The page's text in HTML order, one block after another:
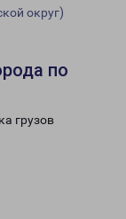
округ)
по
грузов